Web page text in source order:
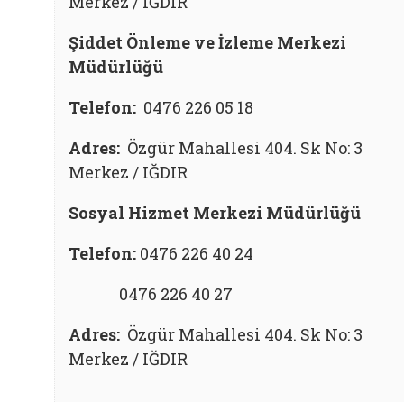
Şiddet Önleme ve İzleme Merkezi
Müdürlüğü
Telefon: 0476 226 05 18
Adres: Özgür Mahallesi 404. Sk No: 3
Merkez / IĞDIR
Sosyal Hizmet Merkezi Müdürlüğü
Telefon: 0476 226 40 24
0476 226 40 27
Adres: Özgür Mahallesi 404. Sk No: 3
Merkez / IĞDIR